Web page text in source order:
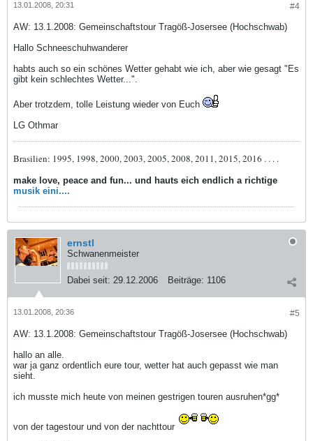
#4
13.01.2008, 20:31
AW: 13.1.2008: Gemeinschaftstour Tragöß-Josersee (Hochschwab)
Hallo Schneeschuhwanderer
habts auch so ein schönes Wetter gehabt wie ich, aber wie gesagt "Es
gibt kein schlechtes Wetter...".
Aber trotzdem, tolle Leistung wieder von Euch
LG Othmar
Brasilien: 1995, 1998, 2000, 2003, 2005, 2008, 2011, 2015, 2016 . . . .
make love, peace and fun... und hauts eich endlich a richtige
musik eini....
ernstl
Schwanenmeister
Dabei seit: 29.12.2006 Beiträge: 1106
#5
13.01.2008, 20:36
AW: 13.1.2008: Gemeinschaftstour Tragöß-Josersee (Hochschwab)
hallo an alle.
war ja ganz ordentlich eure tour, wetter hat auch gepasst wie man
sieht.
ich musste mich heute von meinen gestrigen touren ausruhen*gg*
von der tagestour und von der nachttour